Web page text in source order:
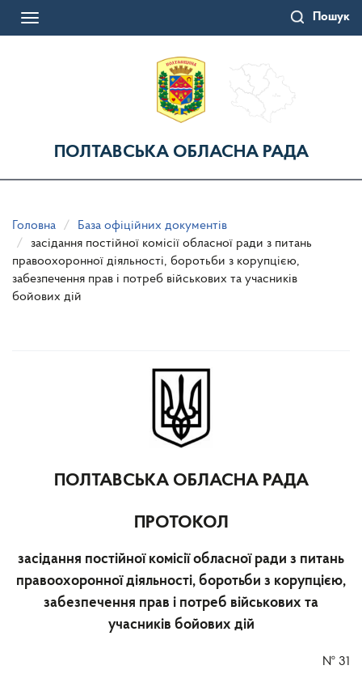
Пошук
Toggle
ПОЛТАВСЬКА ОБЛАСНА РАДА
Головна
База офіційних документів
засідання постійної комісії обласної ради з питань
правоохоронної діяльності, боротьби з корупцією,
забезпечення прав і потреб військових та учасників
бойових дій
ПОЛТАВСЬКА ОБЛАСНА РАДА
ПРОТОКОЛ
засідання постійної комісії обласної ради з питань
правоохоронної діяльності, боротьби з корупцією,
забезпечення прав і потреб військових та
учасників бойових дій
№ 31